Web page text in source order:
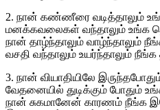
2. நான் கண்ணீரை வடித்தாலும்
மனக்கவலைகள் வந்தாலும் உங்க
நான் தாழ்ந்தாலும் வாழ்ந்தாலும்
வசதி வந்தாலும் உயர்ந்தாலும்
3. நான் வியாதியிலே
வேதனையில் துடிக்கும் போதும்
நான் சுகமானேன் காரணம் நீங்க